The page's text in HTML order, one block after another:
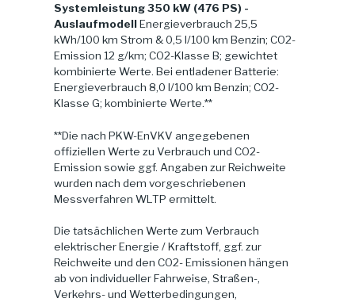
Systemleistung 350 kW (476 PS) -
AuslaufmodellEnergieverbrauch 25,5
kWh/100 km Strom & 0,5 l/100 km Benzin; CO2-
Emission 12 g/km; CO2-Klasse B; gewichtet
kombinierte Werte. Bei entladener Batterie:
Energieverbrauch 8,0 l/100 km Benzin; CO2-
Klasse G; kombinierte Werte.**
**Die nach PKW-EnVKV angegebenen
offiziellen Werte zu Verbrauch und CO2-
Emission sowie ggf. Angaben zur Reichweite
wurden nach dem vorgeschriebenen
Messverfahren WLTP ermittelt.
Die tatsächlichen Werte zum Verbrauch
elektrischer Energie / Kraftstoff, ggf. zur
Reichweite und den CO2- Emissionen hängen
ab von individueller Fahrweise, Straßen-,
Verkehrs- und Wetterbedingungen,